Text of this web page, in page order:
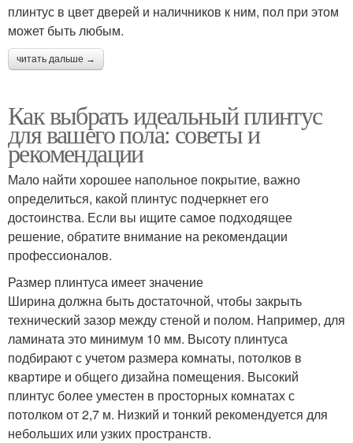
плинтус в цвет дверей и наличников к ним, пол при этом
может быть любым.
читать дальше →
Как выбрать идеальный плинтус
для вашего пола: советы и
рекомендации
Мало найти хорошее напольное покрытие, важно
определиться, какой плинтус подчеркнет его
достоинства. Если вы ищите самое подходящее
решение, обратите внимание на рекомендации
профессионалов.
Размер плинтуса имеет значение
Ширина должна быть достаточной, чтобы закрыть
технический зазор между стеной и полом. Например, для
ламината это минимум 10 мм. Высоту плинтуса
подбирают с учетом размера комнаты, потолков в
квартире и общего дизайна помещения. Высокий
плинтус более уместен в просторных комнатах с
потолком от 2,7 м. Низкий и тонкий рекомендуется для
небольших или узких пространств.